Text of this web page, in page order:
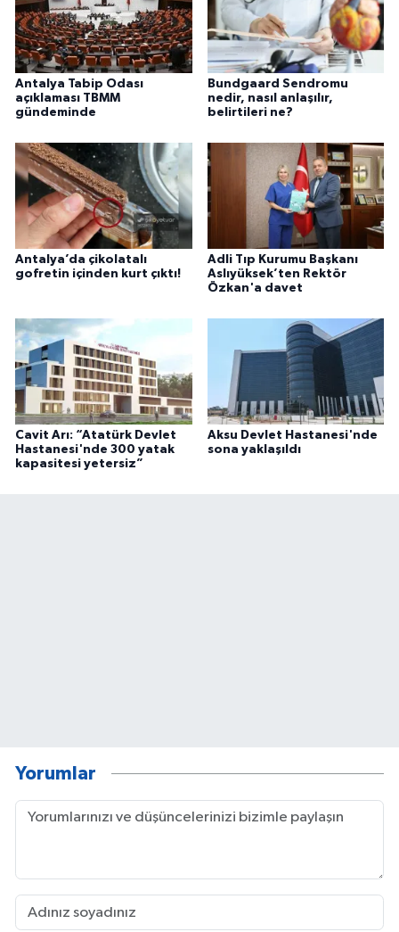
Antalya Tabip Odası
açıklaması TBMM
gündeminde
Bundgaard Sendromu
nedir, nasıl anlaşılır,
belirtileri ne?
Antalya’da çikolatalı
gofretin içinden kurt çıktı!
Adli Tıp Kurumu Başkanı
Aslıyüksek’ten Rektör
Özkan'a davet
Cavit Arı: “Atatürk Devlet
Hastanesi'nde 300 yatak
kapasitesi yetersiz”
Aksu Devlet Hastanesi'nde
sona yaklaşıldı
Yorumlar